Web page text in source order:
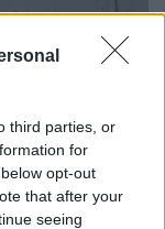
third parties, or
for
opt-out
that after your
seeing